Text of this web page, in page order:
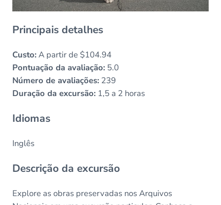
Principais detalhes
Custo:A partir de $104.94
Pontuação da avaliação:5.0
Número de avaliações:239
Duração da excursão:1,5 a 2 horas
Idiomas
Inglês
Descrição da excursão
Explore as obras preservadas nos Arquivos